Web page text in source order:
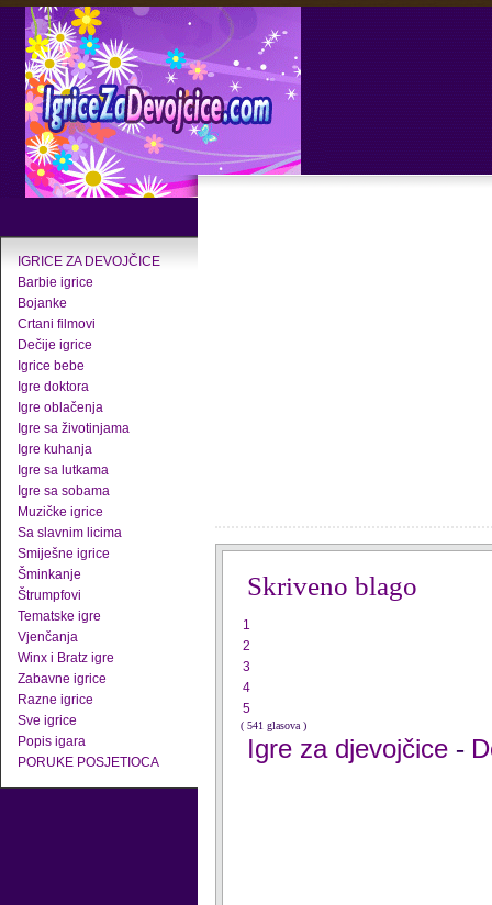
IGRICE ZA DEVOJČICE
Barbie igrice
Bojanke
Crtani filmovi
Dečije igrice
Igrice bebe
Igre doktora
Igre oblačenja
Igre sa životinjama
Igre kuhanja
Igre sa lutkama
Igre sa sobama
Muzičke igrice
Sa slavnim licima
Smiješne igrice
Šminkanje
Štrumpfovi
Tematske igre
Vjenčanja
Winx i Bratz igre
Zabavne igrice
Razne igrice
Sve igrice
Popis igara
PORUKE POSJETIOCA
Skriveno blago
1
2
3
4
5
( 541 glasova )
Igre za djevojčice -